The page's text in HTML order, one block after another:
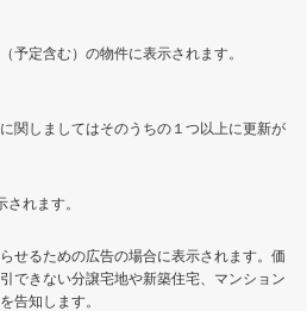
予定含む）の物件に表示されます。
関しましてはそのうちの１つ以上に更新が
れます。
せるための広告の場合に表示されます。価
できない分譲宅地や新築住宅、マンション
告知します。